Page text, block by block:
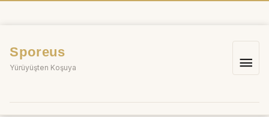
Sporeus
Yürüyüşten Koşuya
Ana